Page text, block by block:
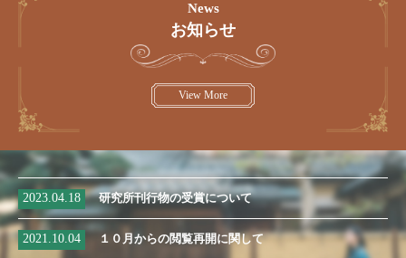
2023.04.18 研究所刊行物の受賞について
2021.10.04 １０月からの閲覧再開に関して
News
お知らせ
View More